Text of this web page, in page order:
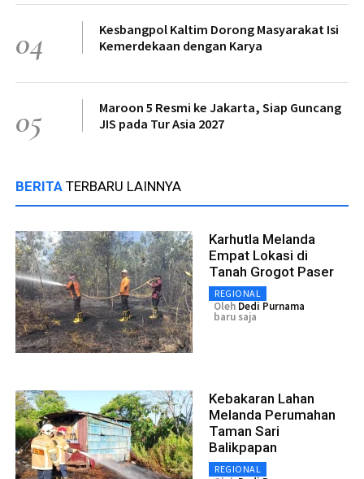
04
Kesbangpol Kaltim Dorong Masyarakat Isi
Kemerdekaan dengan Karya
05
Maroon 5 Resmi ke Jakarta, Siap Guncang
JIS pada Tur Asia 2027
BERITA TERBARU LAINNYA
Karhutla Melanda
Empat Lokasi di
Tanah Grogot Paser
REGIONAL
Oleh Dedi Purnama
baru saja
Kebakaran Lahan
Melanda Perumahan
Taman Sari
Balikpapan
REGIONAL